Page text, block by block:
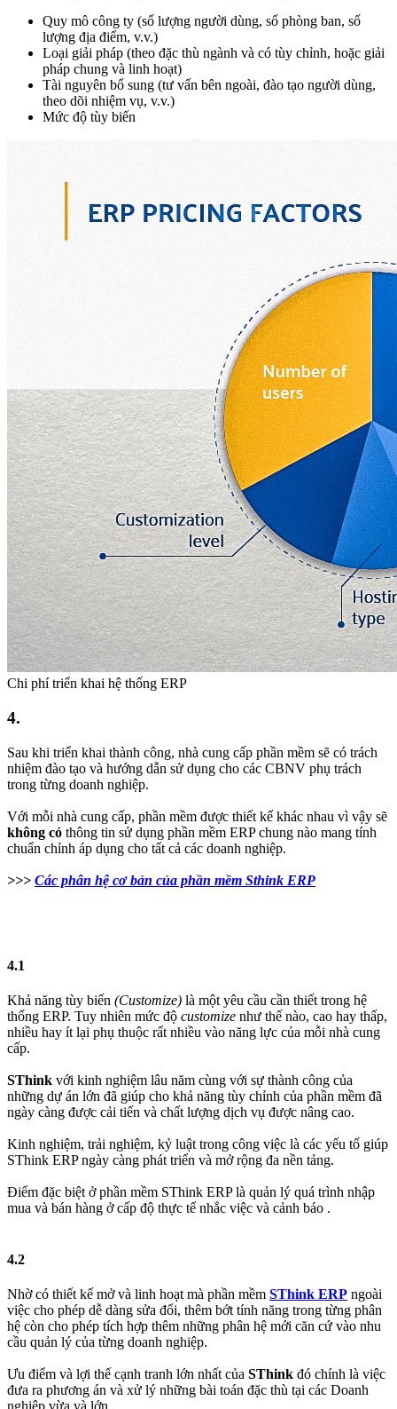
Quy mô công ty (số lượng người dùng, số phòng ban, số
lượng địa điểm, v.v.)
Loại giải pháp (theo đặc thù ngành và có tùy chỉnh, hoặc giải
pháp chung và linh hoạt)
Tài nguyên bổ sung (tư vấn bên ngoài, đào tạo người dùng,
theo dõi nhiệm vụ, v.v.)
Mức độ tùy biến
Chi phí triển khai hệ thống ERP
4.​
Sau khi triển khai thành công, nhà cung cấp phần mềm sẽ có trách
nhiệm đào tạo và hướng dẫn sử dụng cho các CBNV phụ trách
trong từng doanh nghiệp.
Với mỗi nhà cung cấp, phần mềm được thiết kế khác nhau vì vậy sẽ
không có thông tin sử dụng phần mềm ERP chung nào mang tính
chuẩn chỉnh áp dụng cho tất cả các doanh nghiệp.
>>> Các phân hệ cơ bản của phần mềm Sthink ERP
4.1​
Khả năng tùy biến (Customize) là một yêu cầu cần thiết trong hệ
thống ERP. Tuy nhiên mức độ customize như thế nào, cao hay thấp,
nhiều hay ít lại phụ thuộc rất nhiều vào năng lực của mỗi nhà cung
cấp.
SThink với kinh nghiệm lâu năm cùng với sự thành công của
những dự án lớn đã giúp cho khả năng tùy chỉnh của phần mềm đã
ngày càng được cải tiến và chất lượng dịch vụ được nâng cao.
Kinh nghiệm, trải nghiệm, kỷ luật trong công việc là các yếu tố giúp
SThink ERP ngày càng phát triển và mở rộng đa nền tảng.
Điểm đặc biệt ở phần mềm SThink ERP là quản lý quá trình nhập
mua và bán hàng ở cấp độ thực tế nhắc việc và cảnh báo .
4.2​
Nhờ có thiết kế mở và linh hoạt mà phần mềm SThink ERP ngoài
việc cho phép dễ dàng sửa đổi, thêm bớt tính năng trong từng phân
hệ còn cho phép tích hợp thêm những phân hệ mới căn cứ vào nhu
cầu quản lý của từng doanh nghiệp.
Ưu điểm và lợi thế cạnh tranh lớn nhất của SThink đó chính là việc
đưa ra phương án và xử lý những bài toán đặc thù tại các Doanh
nghiệp vừa và lớn.